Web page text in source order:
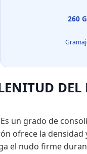
260
DEL
un grado de
ofrece la densidad
el nudo firme